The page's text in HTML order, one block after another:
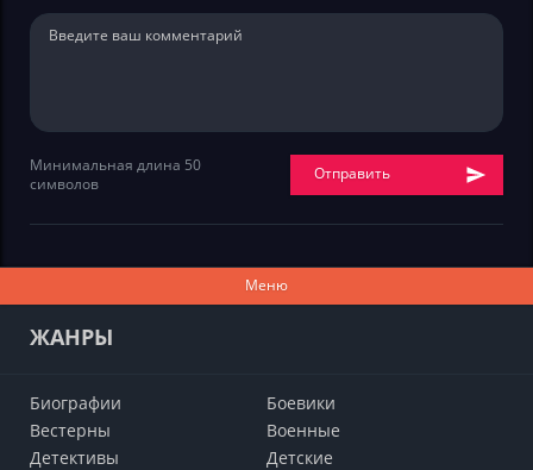
Минимальная длина 50
символов
Отправить
Меню
ЖАНРЫ
Биографии
Боевики
Вестерны
Военные
Детективы
Детские